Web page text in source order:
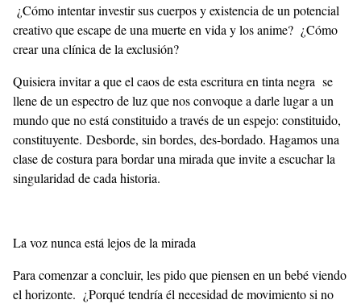
¿Cómo intentar investir sus cuerpos y existencia de un potencial
creativo que escape de una muerte en vida y los anime? ¿Cómo
crear una clínica de la exclusión?
Quisiera invitar a que el caos de esta escritura en tinta negra se
llene de un espectro de luz que nos convoque a darle lugar a un
mundo que no está constituido a través de un espejo: constituido,
constituyente. Desborde, sin bordes, des-bordado. Hagamos una
clase de costura para bordar una mirada que invite a escuchar la
singularidad de cada historia.
La voz nunca está lejos de la mirada
Para comenzar a concluir, les pido que piensen en un bebé viendo
el horizonte. ¿Porqué tendría él necesidad de movimiento si no